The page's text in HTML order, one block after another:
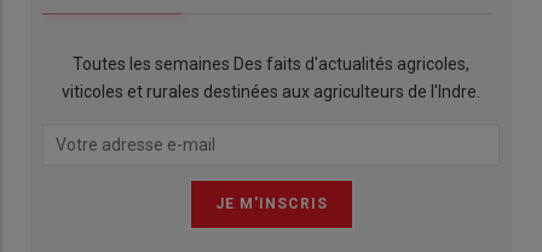
Toutes les semaines Des faits d'actualités agricoles,
viticoles et rurales destinées aux agriculteurs de l'Indre.